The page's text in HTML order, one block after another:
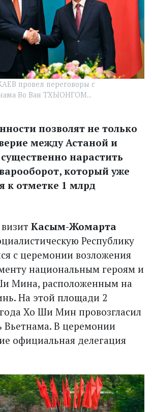
провел переговоры с
Во Ван ТХЫОНГОМ...
позволят не только
между Астаной и
нарастить
который уже
к отметке 1 млрд
Касым-Жомарта
Республику
с церемонии возложения
национальным героям и
Мина, расположенным на
На этой площади 2
года Хо Ши Мин провозгласил
Вьетнама. В церемонии
официальная делегация